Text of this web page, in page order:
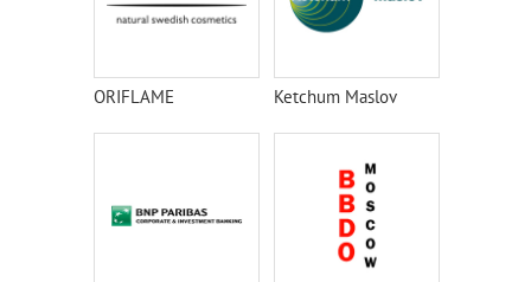
ORIFLAME Ketchum Maslov